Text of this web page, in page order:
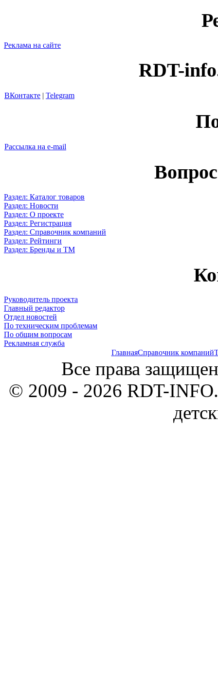
Реклама на сайте
RDT-
ВКонтакте | Telegram
Рассылка на e-mail
Раздел: Каталог товаров
Раздел: Новости
Раздел: О проекте
Раздел: Регистрация
Раздел: Справочник компаний
Раздел: Рейтинги
Раздел: Бренды и ТМ
Руководитель проекта
Главный редактор
Отдел новостей
По техническим проблемам
По общим вопросам
Рекламная служба
ГлавнаяСправочник компаний
Все права
© 2009 - 2026 RDT-